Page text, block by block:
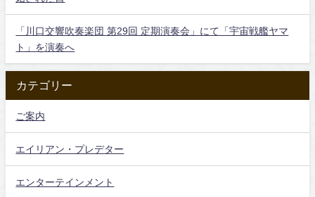
「川口交響吹奏楽団 第29回 定期演奏会」にて「宇宙戦艦ヤマ
ト」を演奏へ
カテゴリー
ご案内
エイリアン・プレデター
エンターテインメント